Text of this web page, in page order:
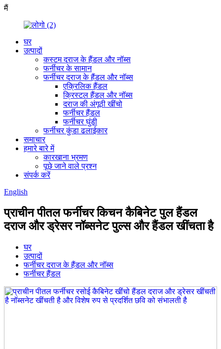
मैं
घर
उत्पादों
कस्टम दराज के हैंडल और नॉब्स
फर्नीचर के सामान
फर्नीचर दराज के हैंडल और नॉब्स
एक्रिलिक हैंडल
क्रिस्टल हैंडल और नॉब्स
दराज की अंगूठी खींचो
फर्नीचर हैंडल
फर्नीचर घुंडी
फर्नीचर कुंडा ढलाईकार
समाचार
हमारे बारे में
कारखाना भ्रमण
पूछे जाने वाले प्रश्न
संपर्क करें
English
प्राचीन पीतल फर्नीचर किचन कैबिनेट पुल हैंडल
दराज और ड्रेसर नॉब्सनेट पुल्स और हैंडल खींचता है
घर
उत्पादों
फर्नीचर दराज के हैंडल और नॉब्स
फर्नीचर हैंडल